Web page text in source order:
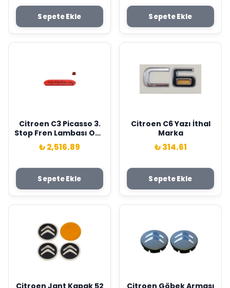
Sepete Ekle Sepete Ekle
Citroen C3 Picasso 3.
Stop Fren Lambası Oek
Orjinal 9681854380
₺ 2,516.89
Sepete Ekle
Citroen C6 Yazı İthal
Marka
₺ 314.61
Sepete Ekle
Citroen Jant Kapak 52
Citroen Göbek Arması